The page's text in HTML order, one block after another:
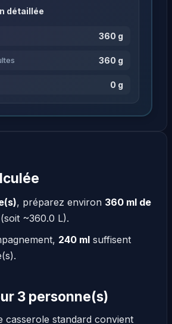
détaillée
360 g
360 g
0 g
, préparez environ 360 ml de
(soit ~360.0 L).
240 ml suffisent
3 personne(s)
casserole standard convient